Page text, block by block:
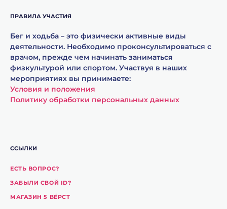
ССЫЛКИ
ЕСТЬ ВОПРОС?
ЗАБЫЛИ СВОЙ ID?
МАГАЗИН 5 ВЁРСТ
ПРАВИЛА УЧАСТИЯ
Бег и ходьба – это физически активные виды
деятельности. Необходимо проконсультироваться с
врачом, прежде чем начинать заниматься
физкультурой или спортом. Участвуя в наших
мероприятиях вы принимаете:
Условия и положения
Политику обработки персональных данных